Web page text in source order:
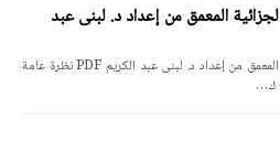
المعمق من إعداد د. لبنى عبد
مطبوعة في مقياس الإجراءات الجزائية المعمق من إعداد د. لبنى عبد الكريم PDF نظرة عامة
ك…